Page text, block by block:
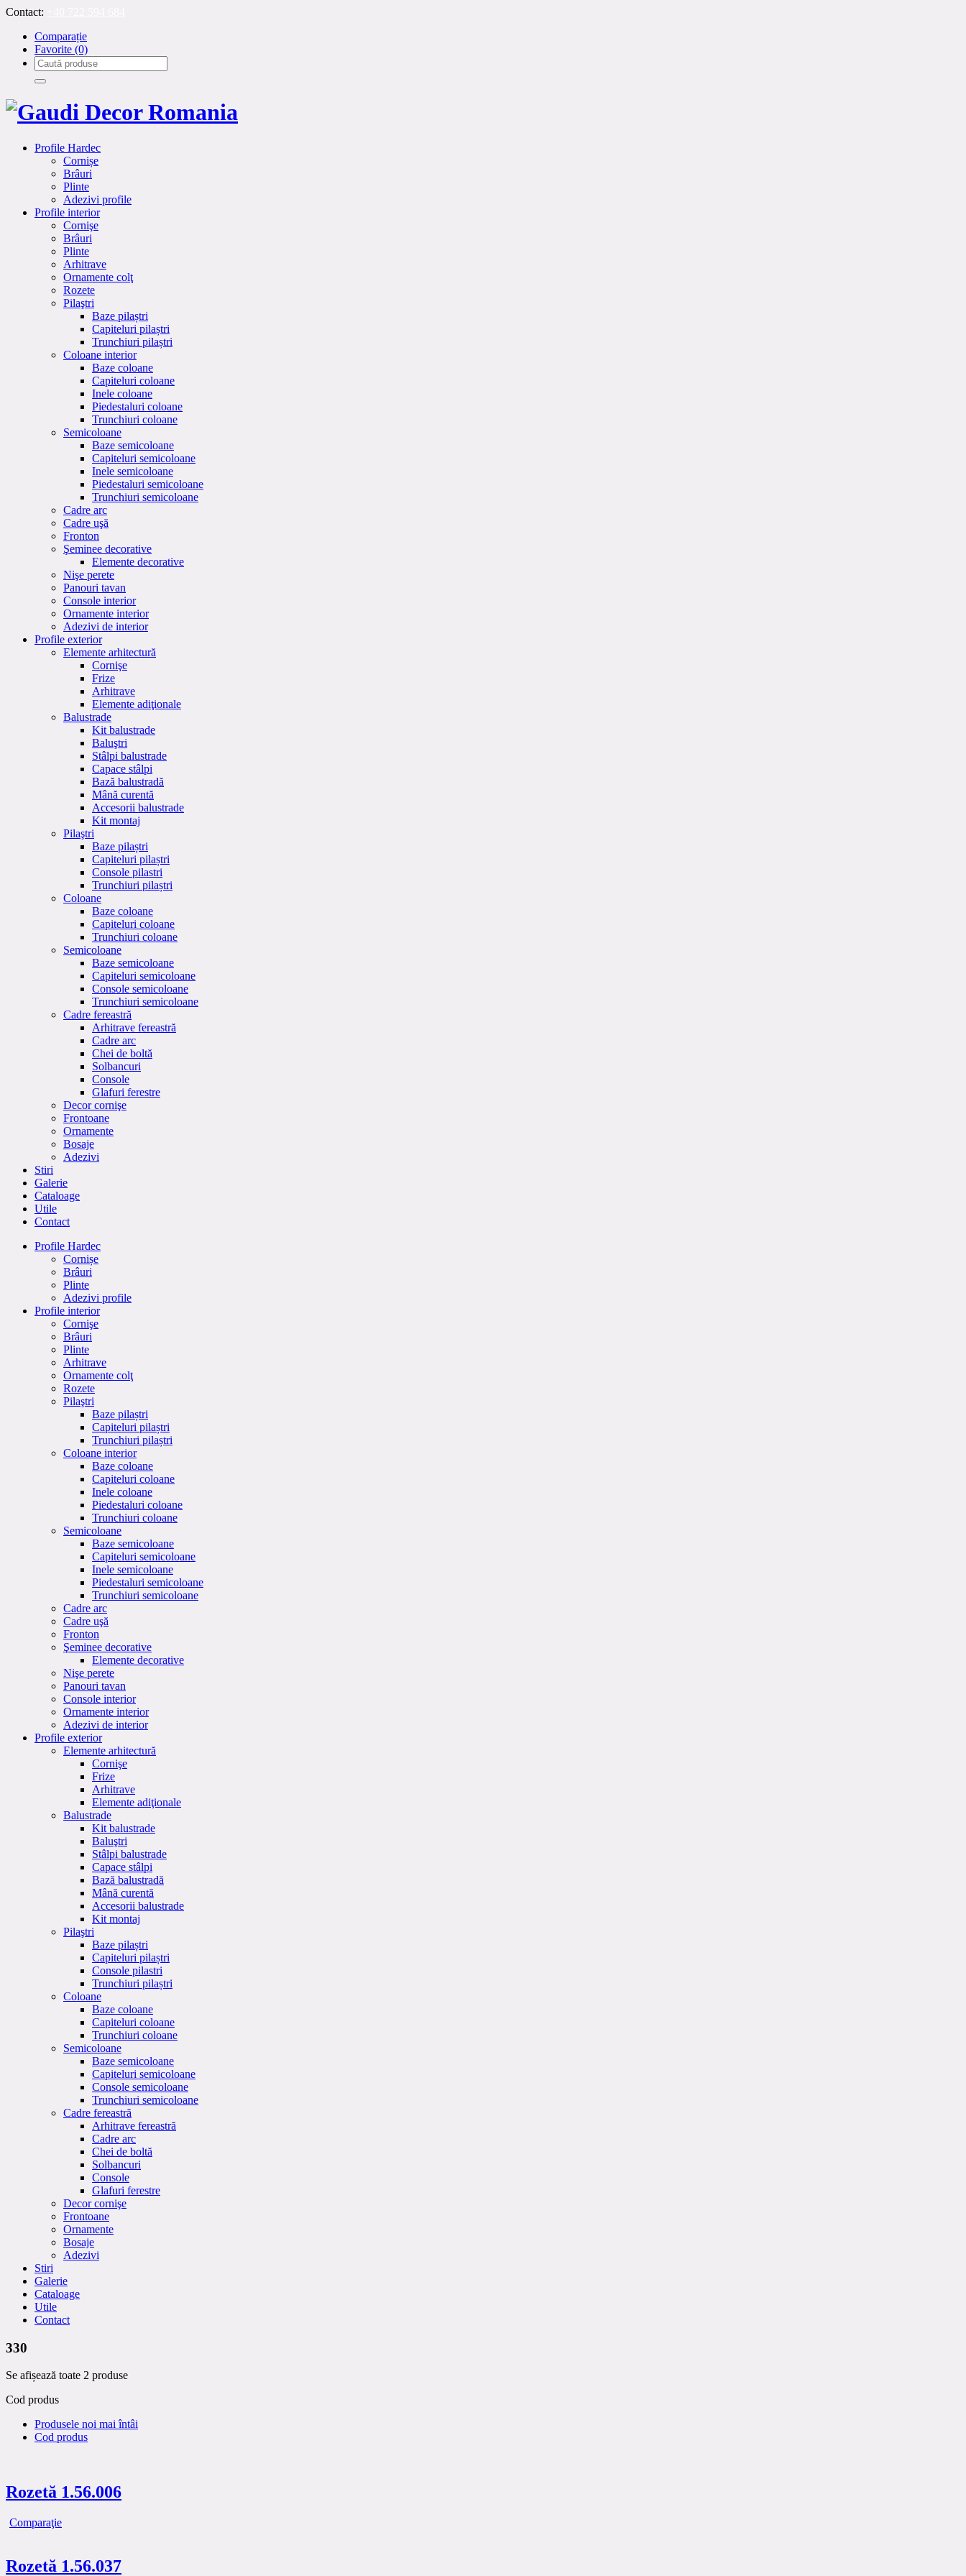
Contact:
Comparație
Favorite (0)
Profile Hardec
Cornișe
Brâuri
Plinte
Adezivi profile
Profile interior
Cornişe
Brâuri
Plinte
Arhitrave
Ornamente colţ
Rozete
Pilaştri
Baze pilaștri
Capiteluri pilaștri
Trunchiuri pilaștri
Coloane interior
Baze coloane
Capiteluri coloane
Inele coloane
Piedestaluri coloane
Trunchiuri coloane
Semicoloane
Baze semicoloane
Capiteluri semicoloane
Inele semicoloane
Piedestaluri semicoloane
Trunchiuri semicoloane
Cadre arc
Cadre uşă
Fronton
Şeminee decorative
Elemente decorative
Nişe perete
Panouri tavan
Console interior
Ornamente interior
Adezivi de interior
Profile exterior
Elemente arhitectură
Cornişe
Frize
Arhitrave
Elemente adiţionale
Balustrade
Kit balustrade
Baluştri
Stâlpi balustrade
Capace stâlpi
Bază balustradă
Mână curentă
Accesorii balustrade
Kit montaj
Pilaştri
Baze pilaștri
Capiteluri pilaștri
Console pilastri
Trunchiuri pilaștri
Coloane
Baze coloane
Capiteluri coloane
Trunchiuri coloane
Semicoloane
Baze semicoloane
Capiteluri semicoloane
Console semicoloane
Trunchiuri semicoloane
Cadre fereastră
Arhitrave fereastră
Cadre arc
Chei de boltă
Solbancuri
Console
Glafuri ferestre
Decor cornişe
Frontoane
Ornamente
Bosaje
Adezivi
Stiri
Galerie
Cataloage
Utile
Contact
Profile Hardec
Cornișe
Brâuri
Plinte
Adezivi profile
Profile interior
Cornişe
Brâuri
Plinte
Arhitrave
Ornamente colţ
Rozete
Pilaştri
Baze pilaștri
Capiteluri pilaștri
Trunchiuri pilaștri
Coloane interior
Baze coloane
Capiteluri coloane
Inele coloane
Piedestaluri coloane
Trunchiuri coloane
Semicoloane
Baze semicoloane
Capiteluri semicoloane
Inele semicoloane
Piedestaluri semicoloane
Trunchiuri semicoloane
Cadre arc
Cadre uşă
Fronton
Şeminee decorative
Elemente decorative
Nişe perete
Panouri tavan
Console interior
Ornamente interior
Adezivi de interior
Profile exterior
Elemente arhitectură
Cornişe
Frize
Arhitrave
Elemente adiţionale
Balustrade
Kit balustrade
Baluştri
Stâlpi balustrade
Capace stâlpi
Bază balustradă
Mână curentă
Accesorii balustrade
Kit montaj
Pilaştri
Baze pilaștri
Capiteluri pilaștri
Console pilastri
Trunchiuri pilaștri
Coloane
Baze coloane
Capiteluri coloane
Trunchiuri coloane
Semicoloane
Baze semicoloane
Capiteluri semicoloane
Console semicoloane
Trunchiuri semicoloane
Cadre fereastră
Arhitrave fereastră
Cadre arc
Chei de boltă
Solbancuri
Console
Glafuri ferestre
Decor cornişe
Frontoane
Ornamente
Bosaje
Adezivi
Stiri
Galerie
Cataloage
Utile
Contact
330
Se afișează toate 2 produse
Cod produs
Produsele noi mai întâi
Cod produs
Rozetă 1.56.006
Comparaţie
Rozetă 1.56.037